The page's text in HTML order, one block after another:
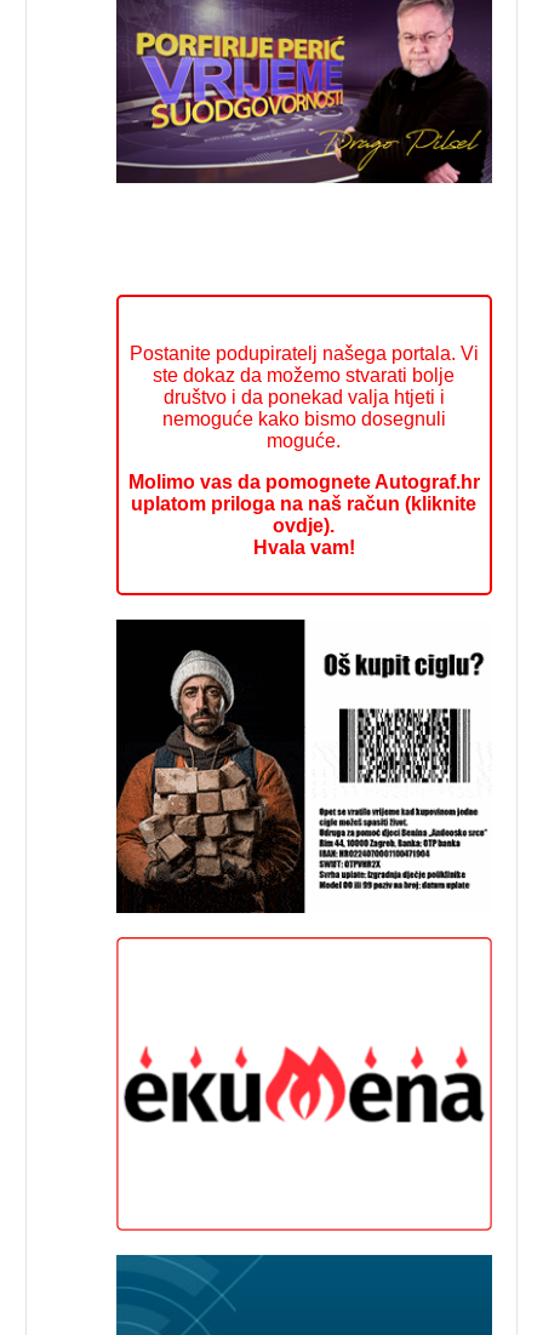
Postanite podupiratelj našega portala. Vi
ste dokaz da možemo stvarati bolje
društvo i da ponekad valja htjeti i
nemoguće kako bismo dosegnuli
moguće.
Molimo vas da pomognete Autograf.hr
uplatom priloga na naš račun (kliknite
ovdje).
Hvala vam!